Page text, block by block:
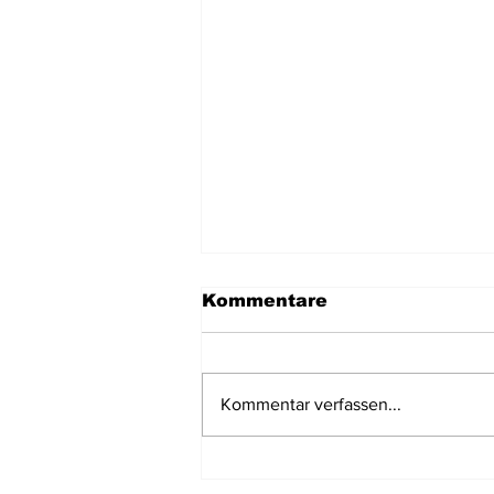
Kommentare
Kommentar verfassen...